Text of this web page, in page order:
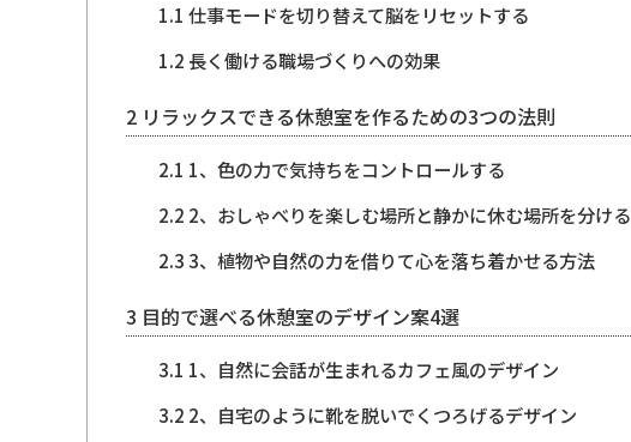
1.1 仕事モードを切り替えて脳をリセットする
1.2 長く働ける職場づくりへの効果
2 リラックスできる休憩室を作るための3つの法則
2.1 1、色の力で気持ちをコントロールする
2.2 2、おしゃべりを楽しむ場所と静かに休む場所を分ける
2.3 3、植物や自然の力を借りて心を落ち着かせる方法
3 目的で選べる休憩室のデザイン案4選
3.1 1、自然に会話が生まれるカフェ風のデザイン
3.2 2、自宅のように靴を脱いでくつろげるデザイン